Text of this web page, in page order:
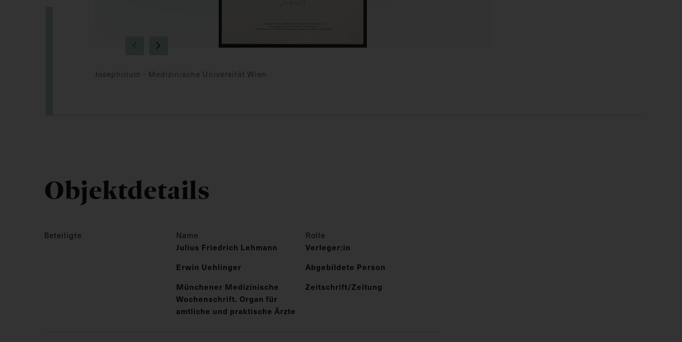
Josephinum - Medizinische Universität Wien
Objektdetails
Beteiligte Name Rolle
Julius Friedrich Lehmann
Verleger:in
Erwin Uehlinger
Abgebildete Person
Münchener Medizinische
Wochenschrift. Organ für
amtliche und praktische Ärzte
Zeitschrift/Zeitung